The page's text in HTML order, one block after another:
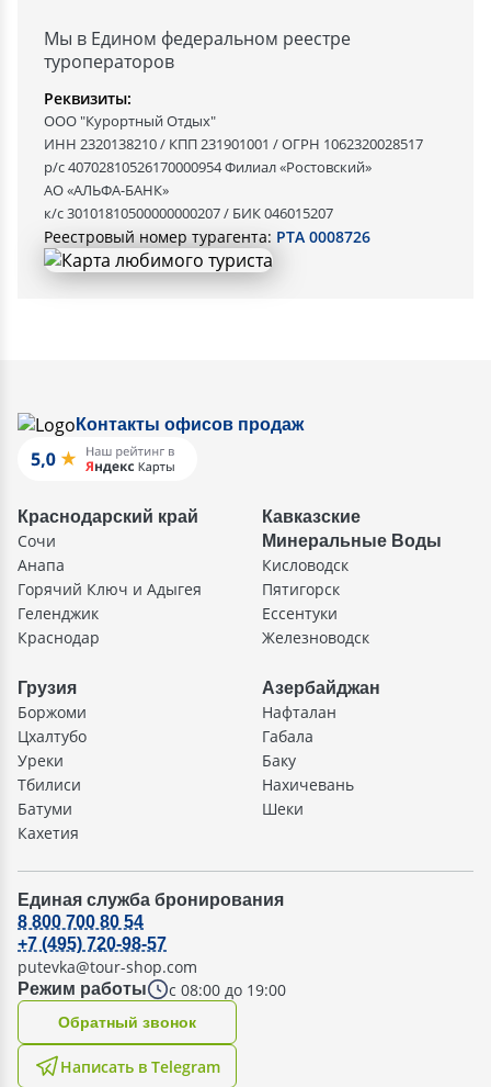
Мы в Едином федеральном реестре
туроператоров
Реквизиты:
ООО "Курортный Отдых"
ИНН 2320138210 / КПП 231901001 / ОГРН 1062320028517
р/с 40702810526170000954 Филиал «Ростовский»
АО «АЛЬФА-БАНК»
к/с 30101810500000000207 / БИК 046015207
Реестровый номер турагента: РТА 0008726
Контакты офисов продаж
Краснодарский край
Сочи
Анапа
Горячий Ключ и Адыгея
Геленджик
Краснодар
Кавказские
Минеральные Воды
Кисловодск
Пятигорск
Ессентуки
Железноводск
Грузия
Боржоми
Цхалтубо
Уреки
Тбилиси
Батуми
Кахетия
Азербайджан
Нафталан
Габала
Баку
Нахичевань
Шеки
Единая служба бронирования
Режим работы с 08:00 до 19:00
8 800 700 80 54
+7 (495) 720-98-57
putevka@tour-shop.com
Написать в Telegram
Oбратный звонок